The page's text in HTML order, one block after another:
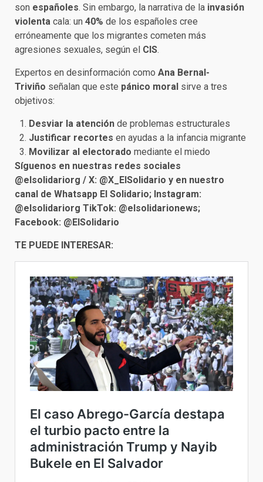
son españoles. Sin embargo, la narrativa de la invasión
violenta cala: un 40% de los españoles cree
erróneamente que los migrantes cometen más
agresiones sexuales, según el CIS.
Expertos en desinformación como Ana Bernal-
Triviño señalan que este pánico moral sirve a tres
objetivos:
Desviar la atención de problemas estructurales
Justificar recortes en ayudas a la infancia migrante
Movilizar al electorado mediante el miedo
Síguenos en nuestras redes sociales
@elsolidariorg / X: @X_ElSolidario y en nuestro
canal de Whatsapp El Solidario; Instagram:
@elsolidariorg TikTok: @elsolidarionews;
Facebook: @ElSolidario
TE PUEDE INTERESAR: